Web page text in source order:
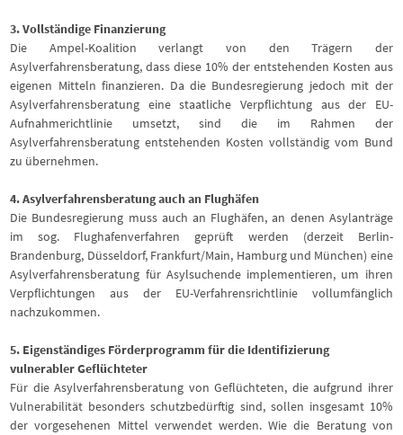
3. Vollständige Finanzierung
Die Ampel-Koalition verlangt von den Trägern der
Asylverfahrensberatung, dass diese 10% der entstehenden Kosten aus
eigenen Mitteln finanzieren. Da die Bundesregierung jedoch mit der
Asylverfahrensberatung eine staatliche Verpflichtung aus der EU-
Aufnahmerichtlinie umsetzt, sind die im Rahmen der
Asylverfahrensberatung entstehenden Kosten vollständig vom Bund
zu übernehmen.
4. Asylverfahrensberatung auch an Flughäfen
Die Bundesregierung muss auch an Flughäfen, an denen Asylanträge
im sog. Flughafenverfahren geprüft werden (derzeit Berlin-
Brandenburg, Düsseldorf, Frankfurt/Main, Hamburg und München) eine
Asylverfahrensberatung für Asylsuchende implementieren, um ihren
Verpflichtungen aus der EU-Verfahrensrichtlinie vollumfänglich
nachzukommen.
5. Eigenständiges Förderprogramm für die Identifizierung
vulnerabler Geflüchteter
Für die Asylverfahrensberatung von Geflüchteten, die aufgrund ihrer
Vulnerabilität besonders schutzbedürftig sind, sollen insgesamt 10%
der vorgesehenen Mittel verwendet werden. Wie die Beratung von